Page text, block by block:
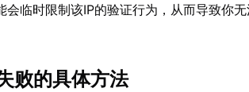
临时限制该IP的验证行为，从而导致你
败的具体方法